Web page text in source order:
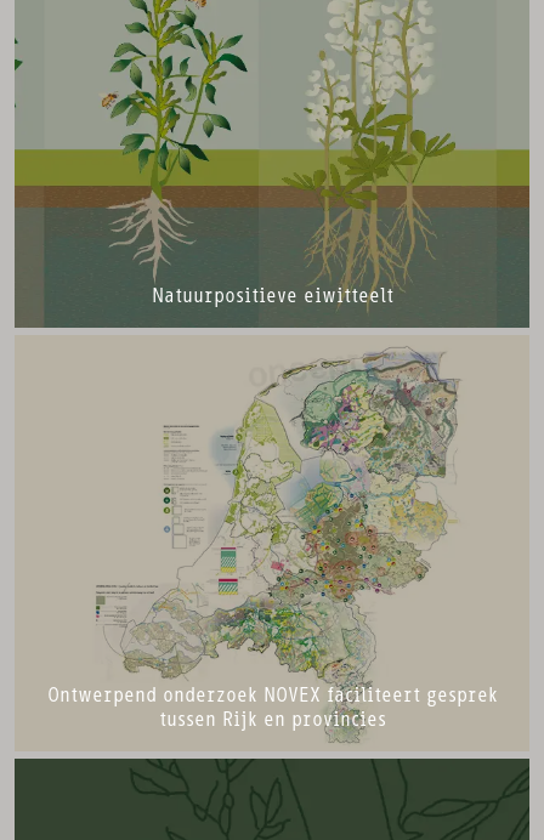
Natuurpositieve eiwitteelt
Ontwerpend onderzoek NOVEX faciliteert gesprek
tussen Rijk en provincies